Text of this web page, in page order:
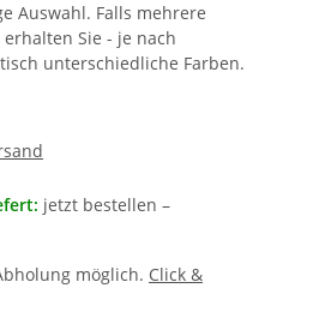
Auswahl. Falls mehrere
Sie - je nach
unterschiedliche Farben.
jetzt bestellen –
möglich. Click &